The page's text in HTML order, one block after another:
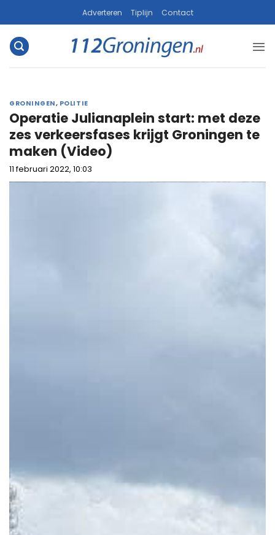
naar
inhoud
Adverteren Tiplijn Contact
GRONINGEN, POLITIE
Operatie Julianaplein start: met deze
zes verkeersfases krijgt Groningen te
maken (Video)
11 februari 2022, 10:03